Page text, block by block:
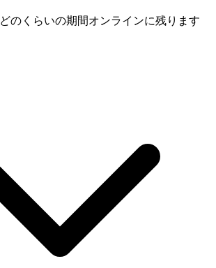
のくらいの期間オンラインに残ります